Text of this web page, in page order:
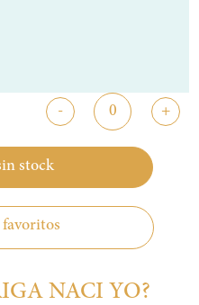
- +
stock
NACI YO?